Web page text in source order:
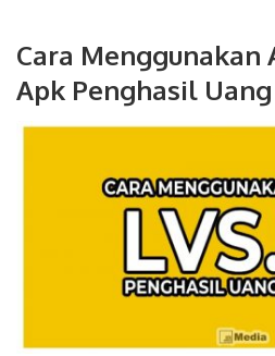
Cara Menggunakan
Apk Penghasil